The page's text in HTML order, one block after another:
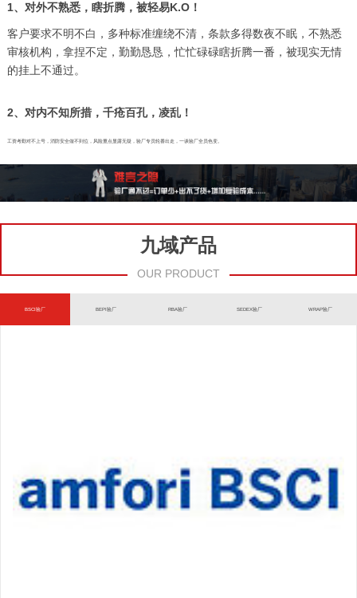
1、对外不熟悉，瞎折腾，被轻易K.O！
客户要求不明不白，多种标准缠绕不清，条款多得数夜不眠，不熟悉
审核机构，拿捏不定，勤勤恳恳，忙忙碌碌瞎折腾一番，被现实无情
的挂上不通过。
2、对内不知所措，千疮百孔，凌乱！
工资考勤对不上号，消防安全做不到位，风险重点显露无疑，验厂专员轮番出走，一谈验厂全员色变。
九域产品
OUR PRODUCT
BSCI验厂 BEPI验厂 RBA验厂 SEDEX验厂 WRAP验厂